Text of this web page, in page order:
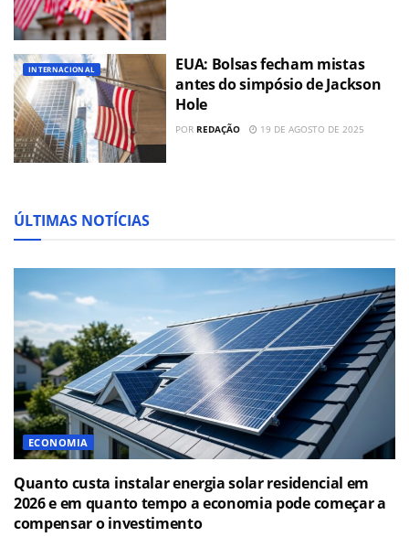
INTERNACIONAL
EUA: Bolsas fecham mistas
antes do simpósio de Jackson
Hole
POR REDAÇÃO 19 DE AGOSTO DE 2025
ÚLTIMAS NOTÍCIAS
ECONOMIA
Quanto custa instalar energia solar residencial em
2026 e em quanto tempo a economia pode começar a
compensar o investimento